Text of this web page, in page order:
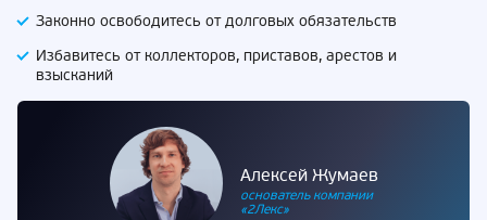
Законно освободитесь от долговых обязательств
Избавитесь от коллекторов, приставов, арестов и
взысканий
Алексей Жумаев
основатель компании
«2Лекс»